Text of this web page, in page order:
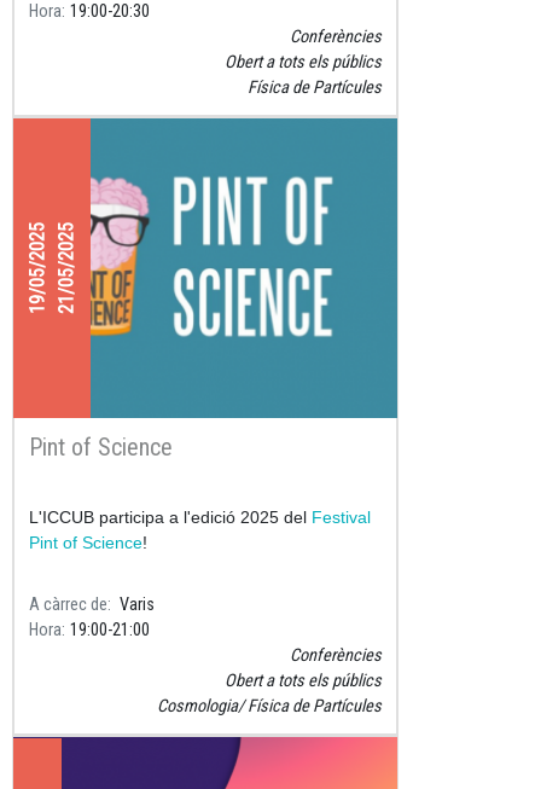
Hora 19:00 20:30
Conferències
Obert a tots els públics
Física de Partícules
19/05/202521/05/2025
Pint of Science
L'ICCUB participa a l'edició 2025 del Festival
Pint of Science!
A càrrec de
Varis
Hora 19:00 21:00
Conferències
Obert a tots els públics
Cosmologia Física de Partícules